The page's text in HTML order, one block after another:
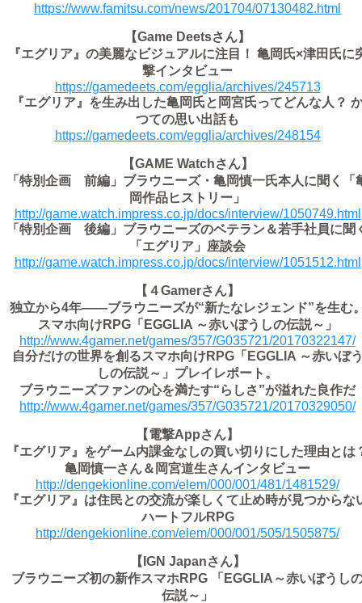
https://www.famitsu.com/news/201704/07130482.html
【Game Deetsさん】
『エグリア』の美麗なビジュアルに注目！ 亀岡氏×津田氏に
撃インタビュー
https://gamedeets.com/egglia/archives/245713
『エグリア』を生み出した亀岡氏と岡宮氏ってどんな人？
つての思い出話も
https://gamedeets.com/egglia/archives/248154
【GAME Watchさん】
「特別企画 前編」ブラウニーズ・亀岡慎一氏本人に聞く「
岡作品ヒストリー」
http://game.watch.impress.co.jp/docs/interview/1050749.html
「特別企画 後編」ブラウニーズのベテラン＆若手社員に聞
「エグリア」座談会
http://game.watch.impress.co.jp/docs/interview/1051512.html
【４Gamerさん】
独立から4年――ブラウニーズが“新たなレジェンド”を生む
スマホ向けRPG「EGGLIA ～赤いぼうしの伝説～」
http://www.4gamer.net/games/357/G035721/20170322147/
自分だけの世界を創るスマホ向けRPG「EGGLIA ～赤いぼ
しの伝説～」プレイレポート。
ブラウニーズファンの心を満たす“らしさ”が溢れた良作だ
http://www.4gamer.net/games/357/G035721/20170329050/
【電撃Appさん】
『エグリア』をゲーム内課金なしの買い切りにした理由とは
亀岡慎一さん＆岡宮道生さんインタビュー
http://dengekionline.com/elem/000/001/481/1481529/
『エグリア』は住民との交流が楽しくて止め時が見つからな
ハートフルRPG
http://dengekionline.com/elem/000/001/505/1505875/
【IGN Japanさん】
ブラウニーズ初の新作スマホRPG 「EGGLIA～赤いぼうし
伝説～」